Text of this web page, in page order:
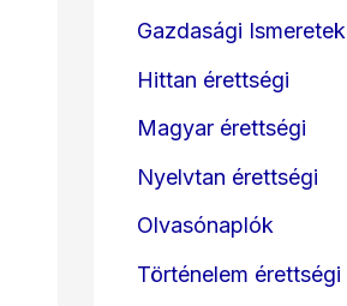
Gazdasági
Hittan érettségi
Magyar érettségi
Nyelvtan érettségi
Olvasónaplók
Történelem érettségi